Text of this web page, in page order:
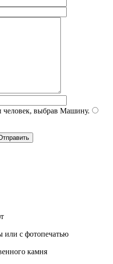
выбрав Машину.
с фотопечатью
камня